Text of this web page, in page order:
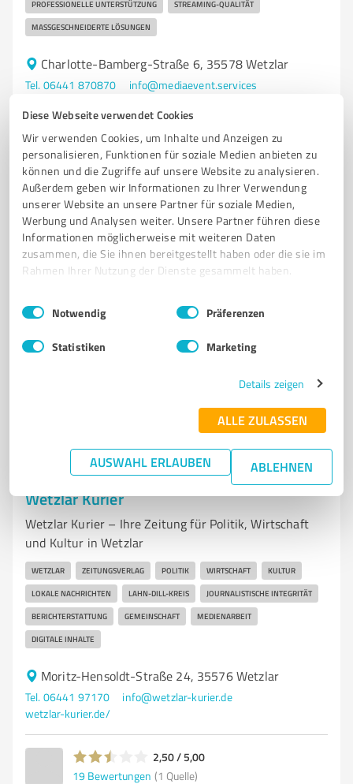
Diese Webseite verwendet Cookies
Wir verwenden Cookies, um Inhalte und Anzeigen zu
personalisieren, Funktionen für soziale Medien anbieten zu
können und die Zugriffe auf unsere Website zu analysieren.
Außerdem geben wir Informationen zu Ihrer Verwendung
unserer Website an unsere Partner für soziale Medien,
Werbung und Analysen weiter. Unsere Partner führen diese
Informationen möglicherweise mit weiteren Daten
zusammen, die Sie ihnen bereitgestellt haben oder die sie im
Rahmen Ihrer Nutzung der Dienste gesammelt haben.
Impressum Datenschutzbestimmungen
Einwilligungsauswahl
Notwendig Präferenzen
Statistiken Marketing
Details zeigen
ALLE ZULASSEN
AUSWAHL ERLAUBEN ABLEHNEN
PROFESSIONELLE UNTERSTÜTZUNG STREAMING-QUALITÄT
MASSGESCHNEIDERTE LÖSUNGEN
Charlotte-Bamberg-Straße 6, 35578 Wetzlar
Tel. 06441 870870
info@mediaevent.services
4,80 / 5,00
5Bewertungen (1 Quelle)
Registrieren Sie sich jetzt und werden Sie ein von
Kunden empfohlener ProvenExpert!
Medienproduktion
Wetzlar Kurier
Wetzlar Kurier – Ihre Zeitung für Politik, Wirtschaft
und Kultur in Wetzlar
WETZLAR ZEITUNGSVERLAG POLITIK WIRTSCHAFT KULTUR
LOKALE NACHRICHTEN LAHN-DILL-KREIS JOURNALISTISCHE INTEGRITÄT
BERICHTERSTATTUNG GEMEINSCHAFT MEDIENARBEIT
DIGITALE INHALTE
Moritz-Hensoldt-Straße 24, 35576 Wetzlar
Tel. 06441 97170
info@wetzlar-kurier.de
wetzlar-kurier.de/
2,50 / 5,00
19 Bewertungen (1 Quelle)